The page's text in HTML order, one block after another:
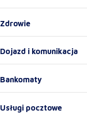
Zdrowie
Dojazd i komunikacja
Bankomaty
Usługi pocztowe